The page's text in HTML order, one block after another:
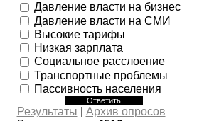
Давление власти на бизнес
Давление власти на СМИ
Высокие тарифы
Низкая зарплата
Социальное расслоение
Транспортные проблемы
Пассивность населения
Результаты
Архив опросов